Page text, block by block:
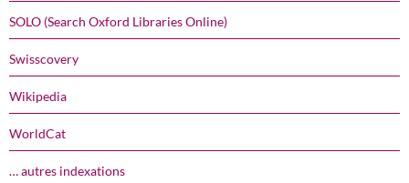
SOLO (Search Oxford Libraries Online)
Swisscovery
Wikipedia
WorldCat
… autres indexations